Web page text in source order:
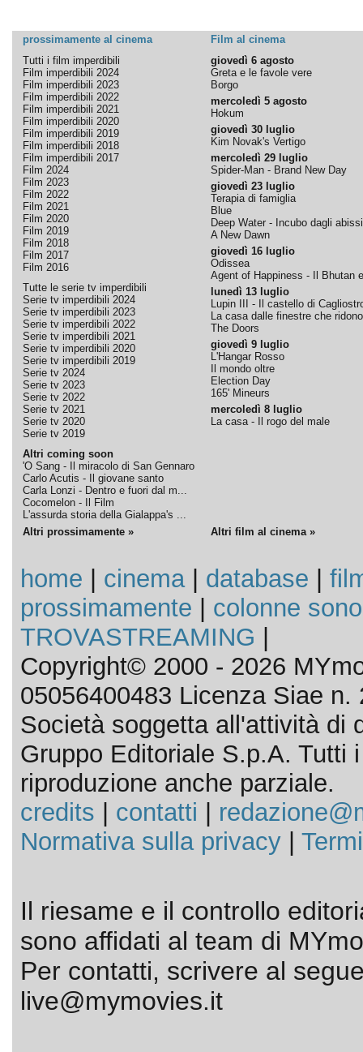
prossimamente al cinema
Film al cinema
Tutti i film imperdibili
Film imperdibili 2024
Film imperdibili 2023
Film imperdibili 2022
Film imperdibili 2021
Film imperdibili 2020
Film imperdibili 2019
Film imperdibili 2018
Film imperdibili 2017
Film 2024
Film 2023
Film 2022
Film 2021
Film 2020
Film 2019
Film 2018
Film 2017
Film 2016
Tutte le serie tv imperdibili
Serie tv imperdibili 2024
Serie tv imperdibili 2023
Serie tv imperdibili 2022
Serie tv imperdibili 2021
Serie tv imperdibili 2020
Serie tv imperdibili 2019
Serie tv 2024
Serie tv 2023
Serie tv 2022
Serie tv 2021
Serie tv 2020
Serie tv 2019
Altri coming soon
'O Sang - Il miracolo di San Gennaro
Carlo Acutis - Il giovane santo
Carla Lonzi - Dentro e fuori dal m...
Cocomelon - Il Film
L'assurda storia della Gialappa's ...
giovedì 6 agosto
Greta e le favole vere
Borgo
mercoledì 5 agosto
Hokum
giovedì 30 luglio
Kim Novak's Vertigo
mercoledì 29 luglio
Spider-Man - Brand New Day
giovedì 23 luglio
Terapia di famiglia
Blue
Deep Water - Incubo dagli abissi
A New Dawn
giovedì 16 luglio
Odissea
Agent of Happiness - Il Bhutan
lunedì 13 luglio
Lupin III - Il castello di
La casa dalle finestre che ridono
The Doors
giovedì 9 luglio
L'Hangar Rosso
Il mondo oltre
Election Day
165' Mineurs
mercoledì 8 luglio
La casa - Il rogo del male
Altri prossimamente » Altri film al cinema »
home cinema| database
prossimamente
colonne
TROVASTREAMING
Copyright© 2000 - 2026
05056400483 Licenza Siae n.
Società soggetta all'attività di
Gruppo Editoriale S.p.A. Tutti
riproduzione anche parziale.
credits
contatti
Normativa sulla privacy|
Il riesame e il controllo
sono affidati al team di
Per contatti, scrivere al
live@mymovies.it